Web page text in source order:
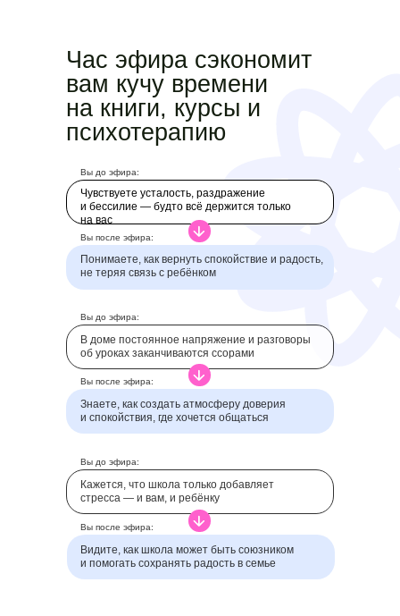
Вы после эфира:
Вы до эфира:
Видите, как школа может быть союзником
и помогать сохранять радость в семье
Кажется, что школа только добавляет
стресса — и вам, и ребёнку
Вы после эфира:
Вы до эфира:
Знаете, как создать атмосферу доверия
и спокойствия, где хочется общаться
В доме постоянное напряжение и разговоры
об уроках заканчиваются ссорами
Вы после эфира:
Вы до эфира:
Понимаете, как вернуть спокойствие и радость,
не теряя связь с ребёнком
Чувствуете усталость, раздражение
и бессилие — будто всё держится только
на вас
Час эфира сэкономит
вам кучу времени
на книги, курсы и
психотерапию